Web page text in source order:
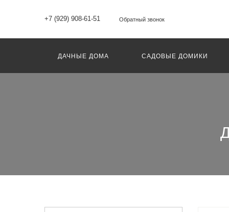
+7 (929) 908-61-51 Обратный звонок
ДАЧНЫЕ ДОМА САДОВЫЕ ДОМИКИ